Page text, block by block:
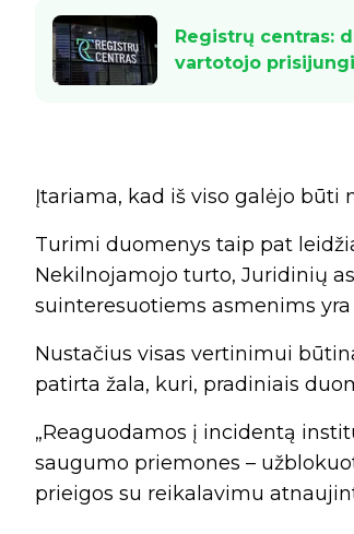
Registrų centras:
vartotojo
Įtariama, kad iš viso galėjo būti
Turimi duomenys taip pat
Nekilnojamojo turto, Juridinių
suinteresuotiems asmenims
Nustačius visas vertinimui
patirta žala, kuri, pradiniais
„Reaguodamos į incidentą
saugumo priemones –
prieigos su reikalavimu